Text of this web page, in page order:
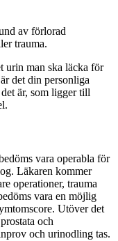
av förlorad
trauma.
urin man ska läcka för
det din personliga
är, som ligger till
vara operabla för
Läkaren kommer
operationer, trauma
vara en möjlig
Utöver det
och
och urinodling tas.